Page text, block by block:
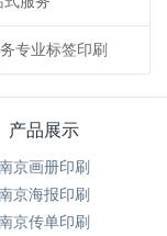
专业标签印刷
产品展示
京画册印刷
京海报印刷
京传单印刷